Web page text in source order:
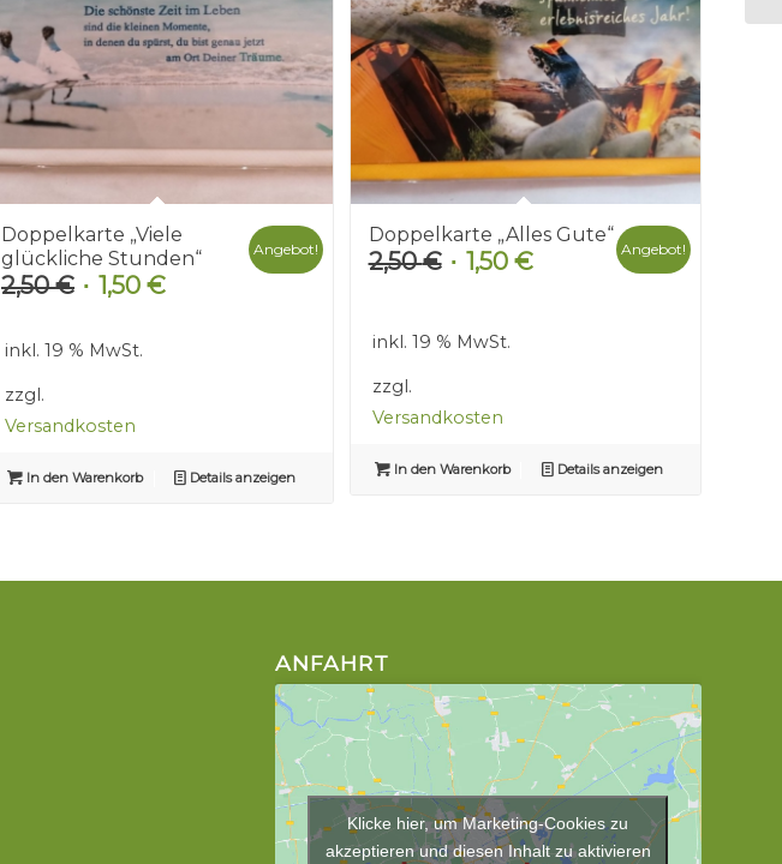
Doppelkarte „Viele
glückliche Stunden“
2,50€ Ursprünglicher
war:
1,50€Aktueller
Angebot!
inkl. 19 % MwSt.
zzgl.
Versandkosten
In den Warenkorb Details anzeigen
Doppelkarte „Alles Gute“
2,50€ Ursprünglicher
2,50 €
1,50 €Aktueller
Angebot!
inkl. 19 % MwSt.
zzgl.
Versandkosten
In den Warenkorb Details anzeigen
ANFAHRT
Klicke hier, um Marketing-Cookies zu
akzeptieren und diesen Inhalt zu aktivieren